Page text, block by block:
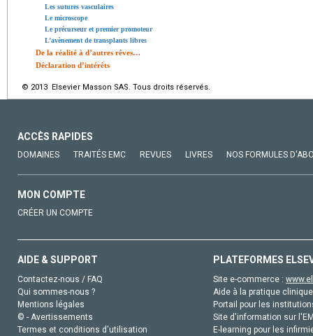
Les sutures vasculaires
Le microscope
Le précurseur et premier promoteur
L’avènement de transplants libres
De la réalité à d’autres rêves…
Déclaration d’intérêts
© 2013 Elsevier Masson SAS. Tous droits réservés.
ACCÈS RAPIDES
DOMAINES TRAITÉS EMC REVUES LIVRES NOS FORMULES
MON COMPTE
CRÉER UN COMPTE
AIDE & SUPPORT
Contactez-nous / FAQ
Qui sommes-nous ?
Mentions légales
© - Avertissements
Termes et conditions d'utilisation
PLATEFORMES
Site e-commerce :
Aide à la pratique
Portail pour les
Site d'information sur
E-learning pour les